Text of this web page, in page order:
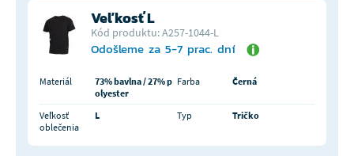
Veľkosť L
Kód produktu: A257-1044-L
Odošleme za 5-7 prac. dní
Materiál
73% bavlna / 27% p
olyester
Farba Černá
Veľkosť
oblečenia
L Typ Tričko